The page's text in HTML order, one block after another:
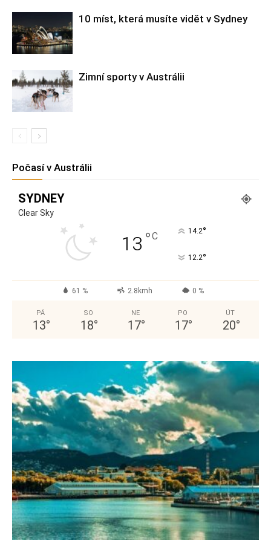
10 míst, která musíte vidět v Sydney
Zimní sporty v Austrálii
Počasí v Austrálii
SYDNEY
Clear Sky
13 °C 14.2°
12.2°
61 % 2.8kmh 0 %
PÁ
13°
SO
18°
NE
17°
PO
17°
ÚT
20°